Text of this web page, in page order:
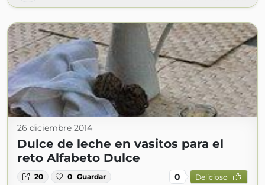
26 diciembre 2014
Dulce de leche en vasitos para el
reto Alfabeto Dulce
20 0 Guardar 0 Delicioso